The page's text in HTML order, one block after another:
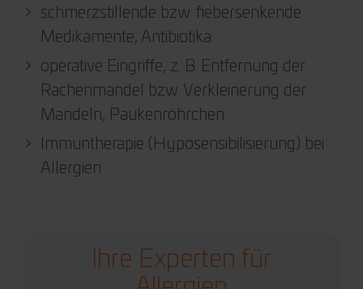
schmerzstillende bzw. fiebersenkende
Medikamente, Antibiotika
operative Eingriffe, z. B. Entfernung der
Rachenmandel bzw. Verkleinerung der
Mandeln, Paukenröhrchen
Immuntherapie (Hyposensibilisierung) bei
Allergien
Ihre Experten für